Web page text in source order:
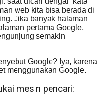
web kita bisa berada di
Jika banyak halaman
pertama Google,
semakin
Google? Iya, karena
menggunakan Google.
mesin pencari: